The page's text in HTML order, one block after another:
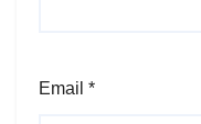
Email *